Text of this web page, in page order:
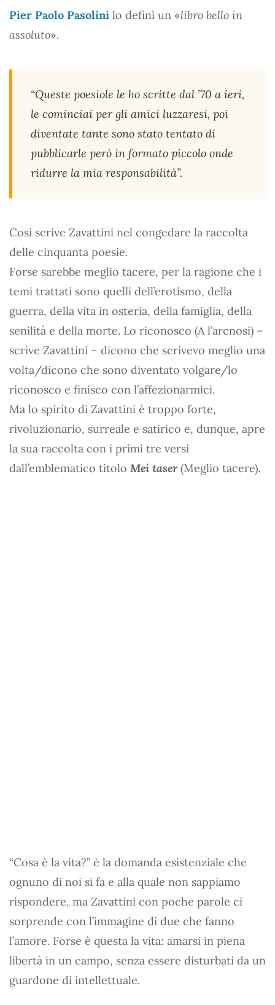
Pier Paolo Pasolini lo definì un «libro bello in
assoluto».
“Queste poesiole le ho scritte dal ’70 a ieri,
le cominciai per gli amici luzzaresi, poi
diventate tante sono stato tentato di
pubblicarle però in formato piccolo onde
ridurre la mia responsabilità”.
Così scrive Zavattini nel congedare la raccolta
delle cinquanta poesie.
Forse sarebbe meglio tacere, per la ragione che i
temi trattati sono quelli dell’erotismo, della
guerra, della vita in osteria, della famiglia, della
senilità e della morte. Lo riconosco (A l’arcnosi) –
scrive Zavattini – dicono che scrivevo meglio una
volta/dicono che sono diventato volgare/lo
riconosco e finisco con l’affezionarmici.
Ma lo spirito di Zavattini è troppo forte,
rivoluzionario, surreale e satirico e, dunque, apre
la sua raccolta con i primi tre versi
dall’emblematico titolo Mei taser(Meglio tacere).
“Cosa è la vita?” è la domanda esistenziale che
ognuno di noi si fa e alla quale non sappiamo
rispondere, ma Zavattini con poche parole ci
sorprende con l’immagine di due che fanno
l’amore. Forse è questa la vita: amarsi in piena
libertà in un campo, senza essere disturbati da un
guardone di intellettuale.